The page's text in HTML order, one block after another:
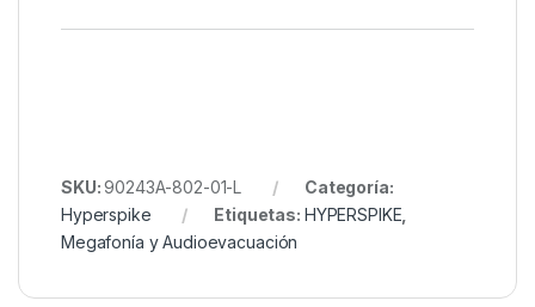
SKU:90243A-802-01-L
Categoría:
Hyperspike
Etiquetas: HYPERSPIKE,
Megafonía y Audioevacuación